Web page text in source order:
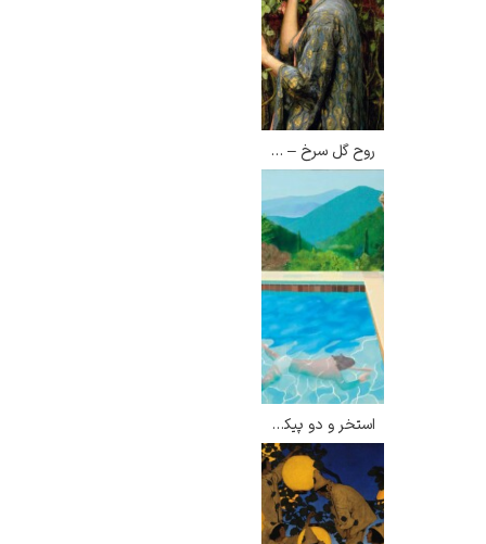
روح گل سرخ – جان ویلیام واترهاوس
استخر و دو پیکر – دیوید هاکنی